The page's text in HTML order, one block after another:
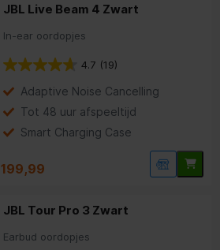
JBL Live Beam 4 Zwart
In-ear oordopjes
4.7 (19)
Adaptive Noise Cancelling
Tot 48 uur afspeeltijd
Smart Charging Case
199,99
JBL Tour Pro 3 Zwart
Earbud oordopjes